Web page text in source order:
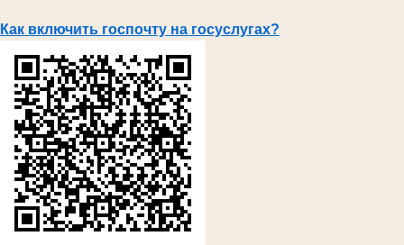
Как включить госпочту на госуслугах?